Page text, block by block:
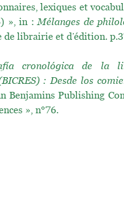
lexiques et
», in :Mélanges de
de librairie et d’édition.
cronológica de la
: Desde los
Benjamins Publishing
», n°76.